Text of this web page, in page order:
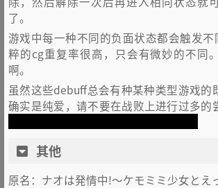
了。
游戏中每一种不同的负面状态都会触发
粹的cg重复率很高，只会有微妙的不同
啊。
虽然这些debuff总会有种某种类型游戏的
确实是纯爱，请不要在战败上进行过多的
其他
原名：ナオは発情中!～ケモミミ少女とえ